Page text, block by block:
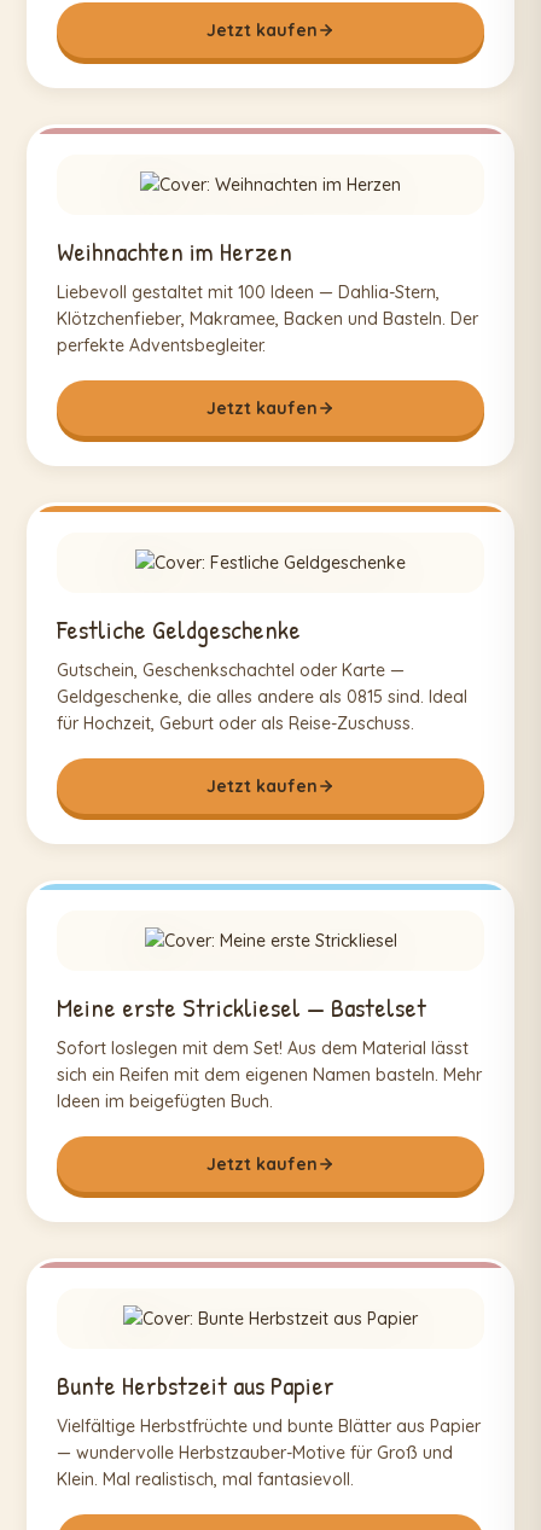
Jetzt kaufen
Weihnachten im Herzen
Liebevoll gestaltet mit 100 Ideen — Dahlia-Stern,
Klötzchenfieber, Makramee, Backen und Basteln. Der
perfekte Adventsbegleiter.
Jetzt kaufen
Festliche Geldgeschenke
Gutschein, Geschenkschachtel oder Karte —
Geldgeschenke, die alles andere als 0815 sind. Ideal
für Hochzeit, Geburt oder als Reise-Zuschuss.
Jetzt kaufen
Meine erste Strickliesel — Bastelset
Sofort loslegen mit dem Set! Aus dem Material lässt
sich ein Reifen mit dem eigenen Namen basteln. Mehr
Ideen im beigefügten Buch.
Jetzt kaufen
Bunte Herbstzeit aus Papier
Vielfältige Herbstfrüchte und bunte Blätter aus Papier
— wundervolle Herbstzauber-Motive für Groß und
Klein. Mal realistisch, mal fantasievoll.